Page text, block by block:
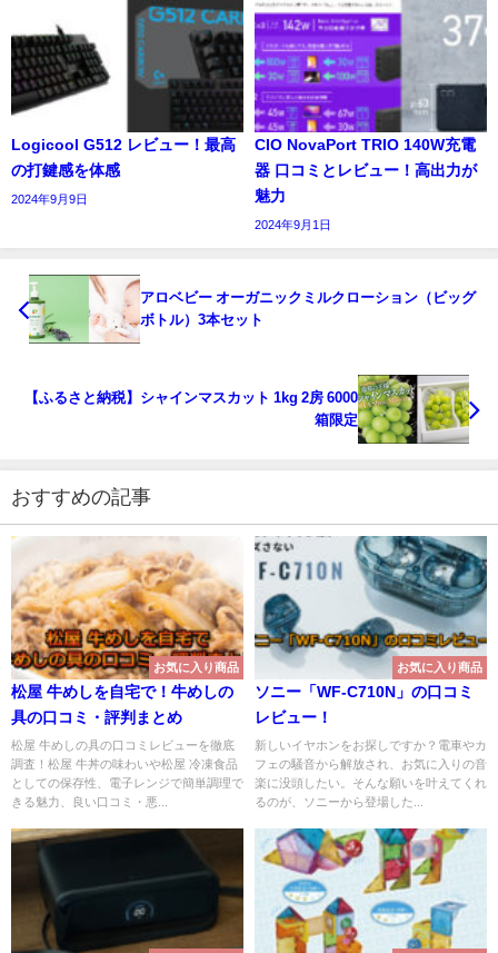
Logicool G512 レビュー！最高
の打鍵感を体感
2024年9月9日
CIO NovaPort TRIO 140W充電
器 口コミとレビュー！高出力が
魅力
2024年9月1日
アロベビー オーガニックミルクローション（ビッグ
ボトル）3本セット
【ふるさと納税】シャインマスカット 1kg 2房 6000
箱限定
おすすめの記事
お気に入り商品
松屋 牛めしを自宅で！牛めしの
具の口コミ・評判まとめ
松屋 牛めしの具の口コミレビューを徹底
調査！松屋 牛丼の味わいや松屋 冷凍食品
としての保存性、電子レンジで簡単調理で
きる魅力、良い口コミ・悪...
お気に入り商品
ソニー「WF-C710N」の口コミ
レビュー！
新しいイヤホンをお探しですか？電車やカ
フェの騒音から解放され、お気に入りの音
楽に没頭したい。そんな願いを叶えてくれ
るのが、ソニーから登場した...